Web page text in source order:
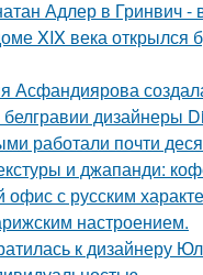
Адлер в Гринвич -
XIX века открылся
Асфандиярова
белгравии дизайнеры
работали почти
и джапанди:
с русским
настроением.
к дизайнеру